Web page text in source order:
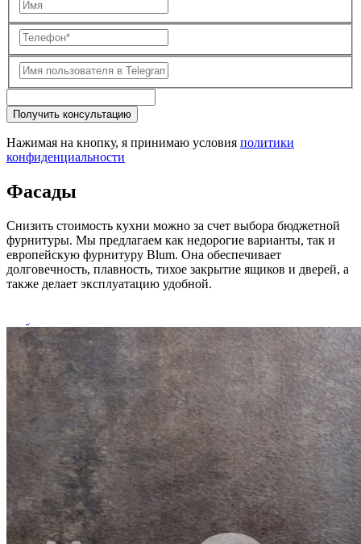
Получить консультацию
Нажимая на кнопку, я принимаю условия политики
конфиденциальности
Фасады
Снизить стоимость кухни можно за счет выбора бюджетной
фурнитуры. Мы предлагаем как недорогие варианты, так и
европейскую фурнитуру Blum. Она обеспечивает
долговечность, плавность, тихое закрытие ящиков и дверей, а
также делает эксплуатацию удобной.